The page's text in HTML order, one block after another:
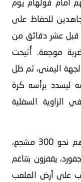
للحفاظ على
قبل عشر دقائق من
موجعة. أُتيحت
اليمنى، ثم ظل
ليسدد برأسه كرة
الزاوية السفلية
ربما كان مشجعو ميتييلاند، البالغ عددهم نحو 300 مشجع،
يقفزون بتناغم
على أرض الملعب